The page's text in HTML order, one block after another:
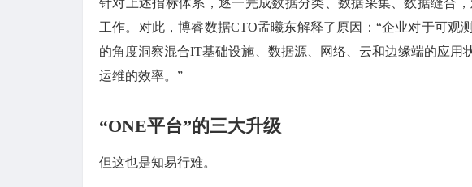
工作。对此，博睿数据CTO孟曦东解释了原因：“企业对于可观
的角度洞察混合IT基础设施、数据源、网络、云和边缘端的应
运维的效率。”
“ONE平台”的三大升级
但这也是知易行难。